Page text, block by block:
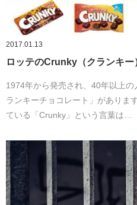
2017.01.13
ロッテのCrunky（クランキー
1974年から発売され、40年以上
ランキーチョコレート」がありま
ている「Crunky」という言葉は…